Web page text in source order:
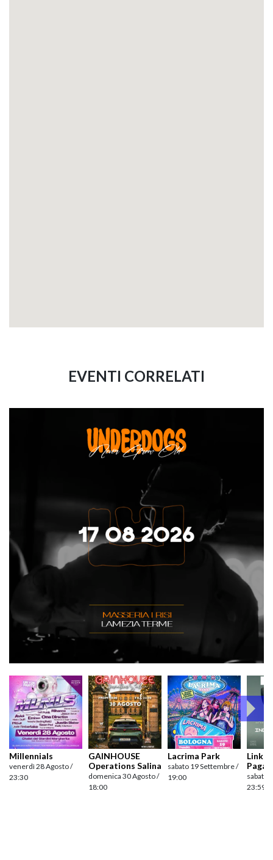
EVENTI CORRELATI
Millennials
venerdì 28 Agosto /
23:30
GAINHOUSE
Operations Salina
domenica 30 Agosto /
18:00
Lacrima Park
sabato 19 Settembre /
19:00
Link
sabato
23:59